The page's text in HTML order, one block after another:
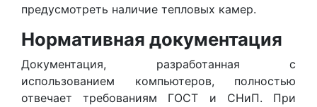
предусмотреть наличие тепловых камер.
Нормативная документация
Документация, разработанная с
использованием компьютеров, полностью
отвечает требованиям ГОСТ и СНиП. При